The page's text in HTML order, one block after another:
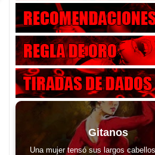
Gitanos
Una mujer tensó sus largos